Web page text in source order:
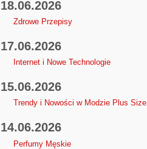
18.06.2026
Zdrowe Przepisy
17.06.2026
Internet i Nowe Technologie
15.06.2026
Trendy i Nowości w Modzie Plus Size
14.06.2026
Perfumy Męskie